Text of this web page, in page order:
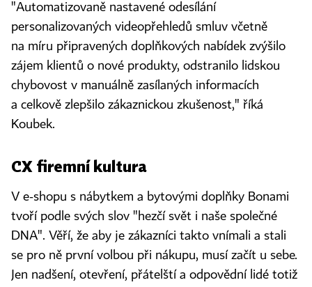
"Automatizovaně nastavené odesílání
personalizovaných videopřehledů smluv včetně
na míru připravených doplňkových nabídek zvýšilo
zájem klientů o nové produkty, odstranilo lidskou
chybovost v manuálně zasílaných informacích
a celkově zlepšilo zákaznickou zkušenost," říká
Koubek.
CX firemní kultura
V e-shopu s nábytkem a bytovými doplňky Bonami
tvoří podle svých slov "hezčí svět i naše společné
DNA". Věří, že aby je zákazníci takto vnímali a stali
se pro ně první volbou při nákupu, musí začít u sebe.
Jen nadšení, otevření, přátelští a odpovědní lidé totiž